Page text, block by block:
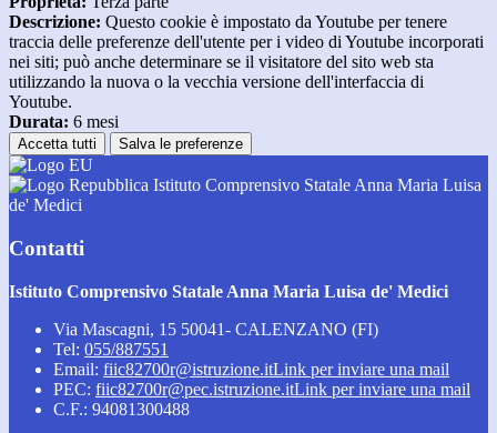
Descrizione: Questo cookie è impostato da Youtube per tenere
traccia delle preferenze dell'utente per i video di Youtube incorporati
nei siti; può anche determinare se il visitatore del sito web sta
utilizzando la nuova o la vecchia versione dell'interfaccia di
Youtube.
Durata: 6 mesi
Accetta tutti Salva le preferenze
Istituto Comprensivo Statale Anna Maria Luisa
de' Medici
Contatti
Istituto Comprensivo Statale Anna Maria Luisa de' Medici
Via Mascagni, 15 50041- CALENZANO (FI)
Tel: 055/887551
Email: fiic82700r@istruzione.itLink per inviare una mail
PEC: fiic82700r@pec.istruzione.itLink per inviare una mail
C.F.: 94081300488